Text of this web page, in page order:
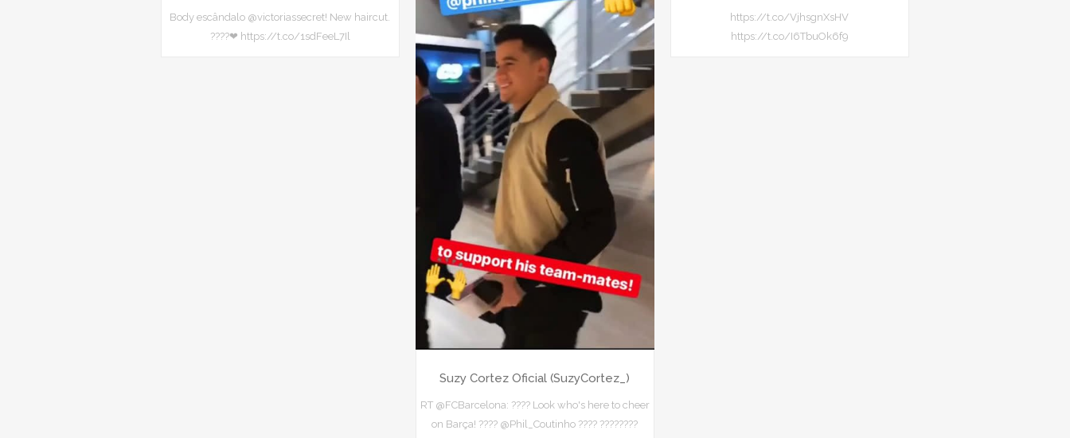
Body escândalo @victoriassecret! New haircut.
????❤ https://t.co/1sdFeeL7Il
Suzy Cortez Oficial (SuzyCortez_)
RT @FCBarcelona: ???? Look who's here to cheer
on Barça! ???? @Phil_Coutinho ???? ????????
https://t.co/VjhsgnXsHV
https://t.co/I6TbuOk6f9